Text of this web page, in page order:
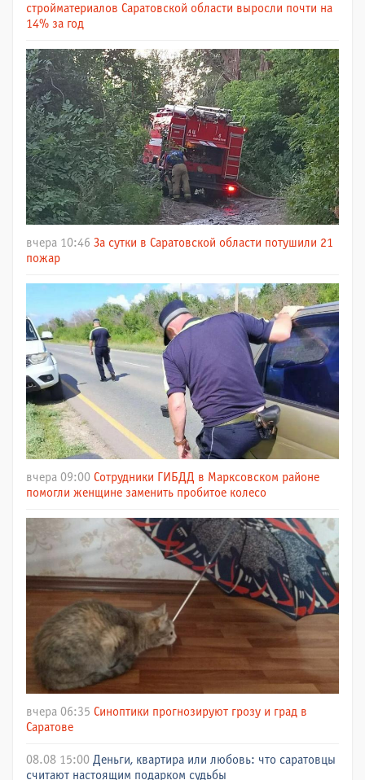
стройматериалов Саратовской области выросли почти на
14% за год
вчера 10:46 За сутки в Саратовской области потушили 21
пожар
вчера 09:00 Сотрудники ГИБДД в Марксовском районе
помогли женщине заменить пробитое колесо
вчера 06:35 Синоптики прогнозируют грозу и град в
Саратове
08.08 15:00 Деньги, квартира или любовь: что саратовцы
считают настоящим подарком судьбы